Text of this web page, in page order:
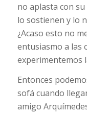
no aplasta con
lo sostienen y lo
¿Acaso esto no
entusiasmo a las
experimentemos
Entonces
sofá cuando
amigo